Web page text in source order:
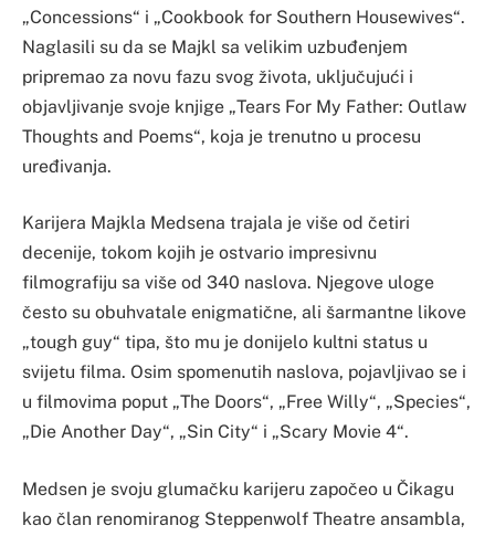
„Concessions“ i „Cookbook for Southern Housewives“.
Naglasili su da se Majkl sa velikim uzbuđenjem
pripremao za novu fazu svog života, uključujući i
objavljivanje svoje knjige „Tears For My Father: Outlaw
Thoughts and Poems“, koja je trenutno u procesu
uređivanja.
Karijera Majkla Medsena trajala je više od četiri
decenije, tokom kojih je ostvario impresivnu
filmografiju sa više od 340 naslova. Njegove uloge
često su obuhvatale enigmatične, ali šarmantne likove
„tough guy“ tipa, što mu je donijelo kultni status u
svijetu filma. Osim spomenutih naslova, pojavljivao se i
u filmovima poput „The Doors“, „Free Willy“, „Species“,
„Die Another Day“, „Sin City“ i „Scary Movie 4“.
Medsen je svoju glumačku karijeru započeo u Čikagu
kao član renomiranog Steppenwolf Theatre ansambla,